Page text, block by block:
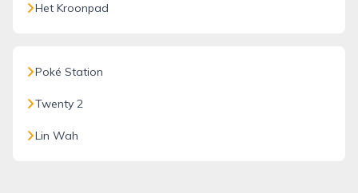
Het Kroonpad
Poké Station
Twenty 2
Lin Wah